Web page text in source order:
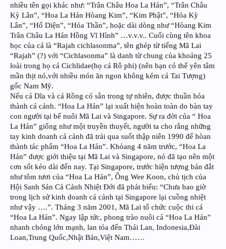
nhiều tên gọi khác như: “Trân Châu Hoa La Hán”, “Trân Châu
Kỳ Lân”, “Hoa La Hán Hòang Kim”, “Kim Phật”, “Hỏa Kỳ
Lân”, “Hổ Diện”, “Hỏa Thần”, hoặc dài dòng như “Hòang Kim
Trân Châu La Hán Hồng Vĩ Hình” …v.v.v.. Cuối cùng tên khoa
học của cá là “Rajah cichlasonma”, tên ghép từ tiếng Mã Lai
“Rajah” (?) với “Cichlasonma” là danh từ chung của khoảng 25
loài trong họ cá Cichlidae(họ cá Rô phi) (nên bạn có thể yên tâm
mần thịt nó,với nhiều món ăn ngon không kém cá Tai Tượng)
gốc Nam Mỹ.
Nếu cá Dĩa và cá Rồng có sẵn trong tự nhiên, được thuần hóa
thành cá cảnh. “Hoa La Hán” lại xuất hiện hoàn toàn do bàn tay
con người tại bể nuôi Mã Lai và Singapore. Sự ra đời của “ Hoa
La Hán” giống như một truyền thuyết, người ta cho rằng những
tay kinh doanh cá cảnh đã trải qua suốt thập niên 1990 để hòan
thành tác phẩm “Hoa La Hán”. Khỏang 4 năm trước, “Hoa La
Hán” được giới thiệu tại Mã Lai và Singapore, nó đã tạo nên một
cơn sốt kéo dài đến nay. Tại Singapore, trước hiện tượng bán đắt
như tôm tươi của “Hoa La Hán”, Ông Wee Koon, chủ tịch của
Hội Sanh Sản Cá Cảnh Nhiệt Đới đã phát biểu: “Chưa bao giờ
trong lịch sử kinh doanh cá cảnh tại Singapore lại cuồng nhiệt
như vậy ….”. Tháng 3 năm 2001, Mã Lai tổ chức cuộc thi cá
“Hoa La Hán”. Ngay lập tức, phong trào nuôi cá “Hoa La Hán”
nhanh chóng lớn mạnh, lan tỏa đến Thái Lan, Indonesia,Đài
Loan,Trung Quốc,Nhật Bản,Việt Nam……